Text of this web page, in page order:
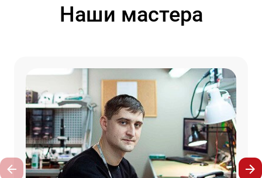
Наши мастера